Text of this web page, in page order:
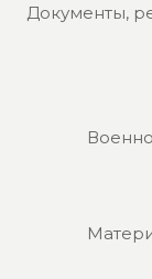
Документы,